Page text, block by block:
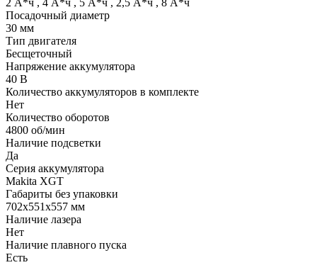
2 А*ч , 4 А*ч , 5 А*ч , 2,5 А*ч , 8 А*ч
Посадочный диаметр
30 мм
Тип двигателя
Бесщеточный
Напряжение аккумулятора
40 В
Количество аккумуляторов в комплекте
Нет
Количество оборотов
4800 об/мин
Наличие подсветки
Да
Серия аккумулятора
Makita XGT
Габариты без упаковки
702x551x557 мм
Наличие лазера
Нет
Наличие плавного пуска
Есть